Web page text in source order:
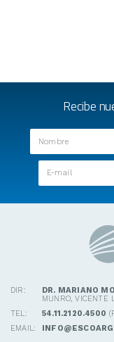
Recibe
DIR: DR. MARIANO
MUNRO, VICENTE
TEL:
54.11.2120.4500
EMAIL: